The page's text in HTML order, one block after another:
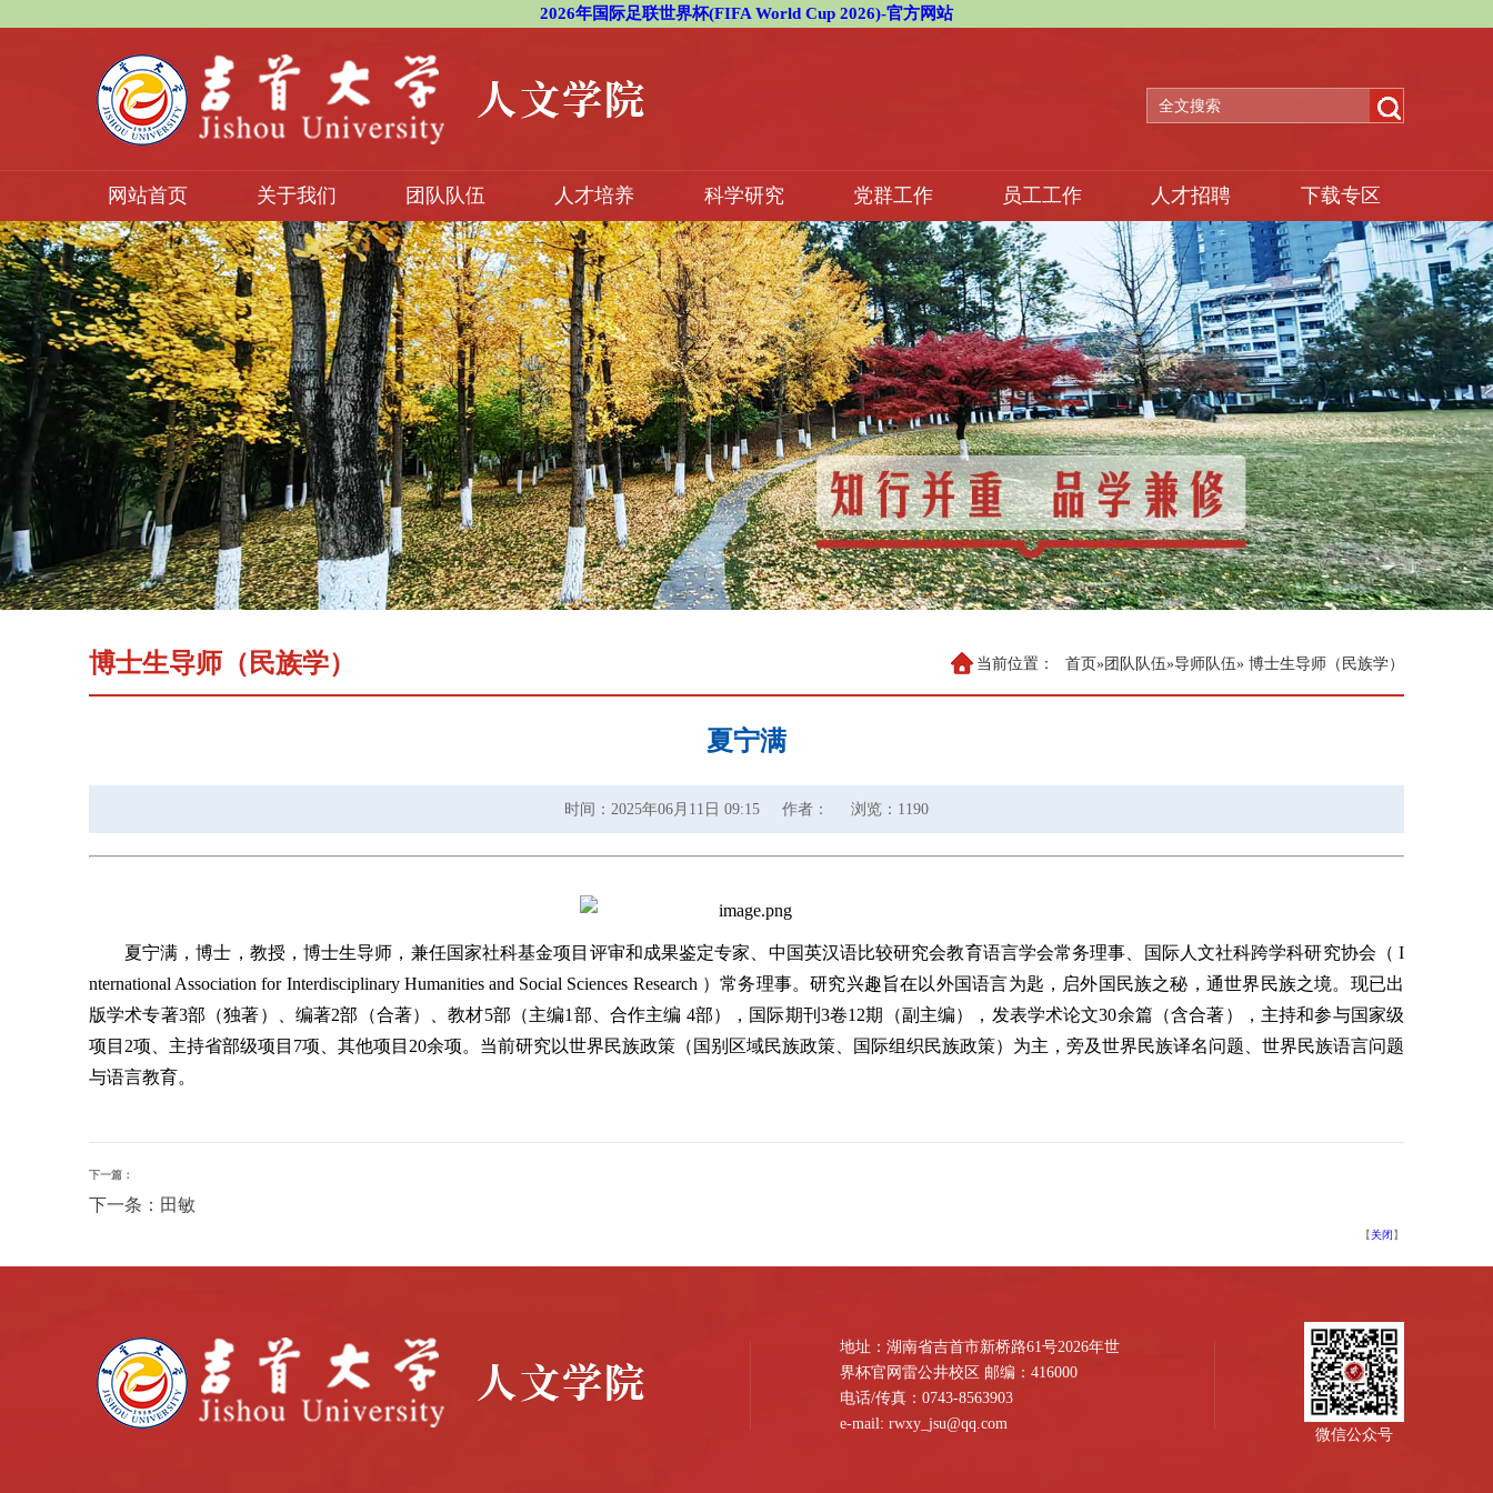
2026年国际足联世界杯(FIFA World Cup 2026)-官方网站
网站首页 关于我们 团队队伍 人才培养 科学研究 党群工作 员工工作 人才招聘 下载专区
博士生导师（民族学） 当前位置： 首页»团队队伍»导师队伍» 博士生导师（民族学）
夏宁满
时间：2025年06月11日 09:15 作者： 浏览： 1190
夏宁满，博士，教授，博士生导师，兼任国家社科基金项目评审和成果鉴定专家、中国英汉语比较研究会教育语言学会常务理事、国际人文社科跨学科研究协会（ I
nternational Association for Interdisciplinary Humanities and Social Sciences Research ）常务理事。研究兴趣旨在以外国语言为匙，启外国民族之秘，通世界民族之境。 现已出
版学术专著3部（独著）、编著2部（合著）、教材5部（主编1部、合作主编 4部），国际期刊3卷12期（副主编），发表学术论文30余篇（含合著）， 主持和参与国家级
项目2项、主持省部级项目7项、其他项目20余项。当前研究以世界民族政策（国别区域民族政策、国际组织民族政策）为主，旁及世界民族译名问题、世界民族语言问题
与语言教育。
下一篇：
下一条：田敏
【关闭】
地址：湖南省吉首市新桥路61号2026年世
界杯官网雷公井校区 邮编：416000
电话/传真：0743-8563903
e-mail: rwxy_jsu@qq.com
微信公众号